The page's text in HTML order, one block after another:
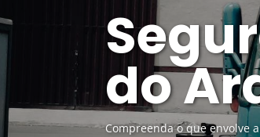
do
Compreenda o que envolve